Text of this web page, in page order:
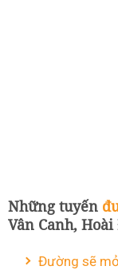
Những tuyến
Vân Canh,
Đường sẽ